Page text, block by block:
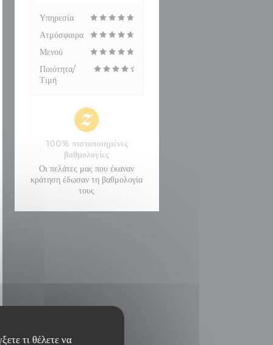
τι θέλετε να
Υπηρεσία
Ατμόσφαιρα
Μενού
Ποιότητα/
Τιμή
100% πιστοποιημένες
βαθμολογίες
Οι πελάτες μας που έκαναν
κράτηση έδωσαν τη βαθμολογία
τους